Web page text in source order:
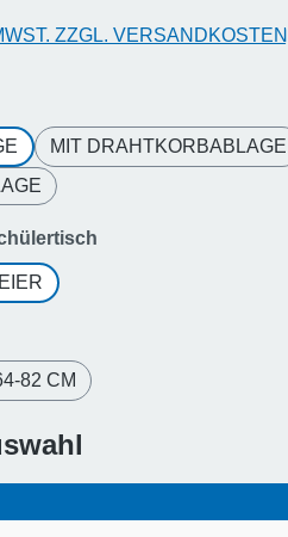
ZZGL. VERSANDKOSTEN
MIT DRAHTKORBABLAGE
82 CM